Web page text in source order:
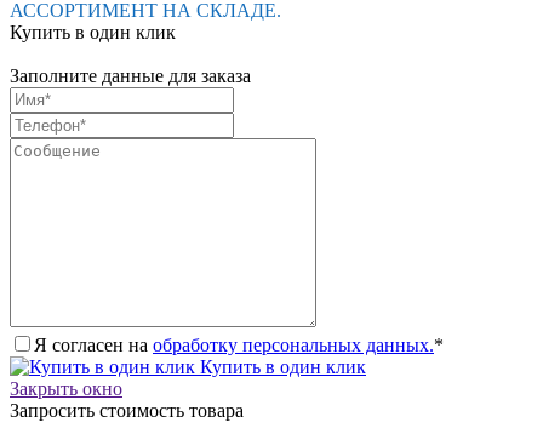
АССОРТИМЕНТ НА СКЛАДЕ.
Купить в один клик
Заполните данные для заказа
Я согласен на обработку персональных данных.*
Купить в один клик
Закрыть окно
Запросить стоимость товара